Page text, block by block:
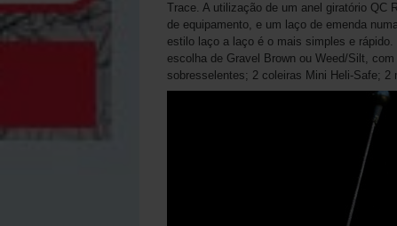
Trace. A utilização de um anel giratório QC
de equipamento, e um laço de emenda
estilo laço a laço é o mais simples e
escolha de Gravel Brown ou Weed/Silt,
sobresselentes; 2 coleiras Mini Heli-Safe; 2